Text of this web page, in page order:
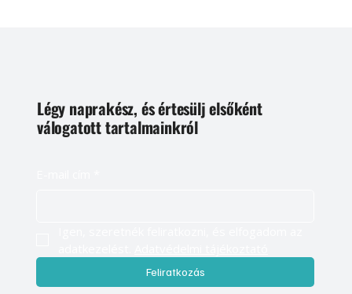
Légy naprakész, és értesülj elsőként
válogatott tartalmainkról
Feliratkozás